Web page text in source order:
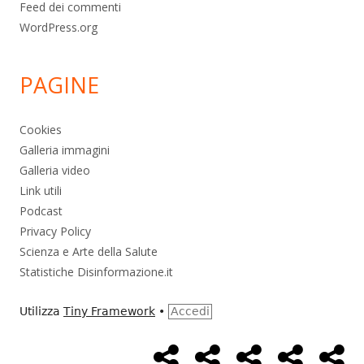
Feed dei commenti
WordPress.org
PAGINE
Cookies
Galleria immagini
Galleria video
Link utili
Podcast
Privacy Policy
Scienza e Arte della Salute
Statistiche Disinformazione.it
Utilizza Tiny Framework • Accedi
MenùHome
Page
Alimentazione
AmbienteBambini